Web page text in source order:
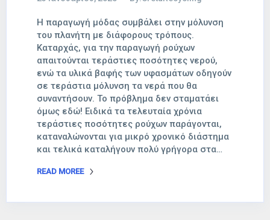
Η παραγωγή μόδας συμβάλει στην μόλυνση
του πλανήτη με διάφορους τρόπους.
Καταρχάς, για την παραγωγή ρούχων
απαιτούνται τεράστιες ποσότητες νερού,
ενώ τα υλικά βαφής των υφασμάτων οδηγούν
σε τεράστια μόλυνση τα νερά που θα
συναντήσουν. Το πρόβλημα δεν σταματάει
όμως εδώ! Ειδικά τα τελευταία χρόνια
τεράστιες ποσότητες ρούχων παράγονται,
καταναλώνονται για μικρό χρονικό διάστημα
και τελικά καταλήγουν πολύ γρήγορα στα…
READ MOREE